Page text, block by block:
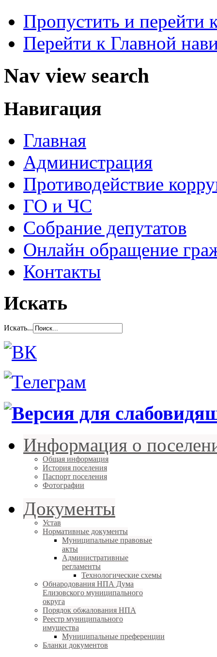
Пропустить и перейти
Перейти к Главной
Nav view search
Навигация
Главная
Администрация
Противодействие
ГО и ЧС
Собрание депутатов
Онлайн обращение
Контакты
Искать
Искать...
Информация о
Общая информация
История поселения
Паспорт поселения
Фотографии
Документы
Устав
Нормативные документы
Муниципальные правовые
акты
Административные
регламенты
Технологические схемы
Обнародования НПА Дума
Елизовского муниципального
округа
Порядок обжалования НПА
Реестр муниципального
имущества
Муниципальные преференции
Бланки документов